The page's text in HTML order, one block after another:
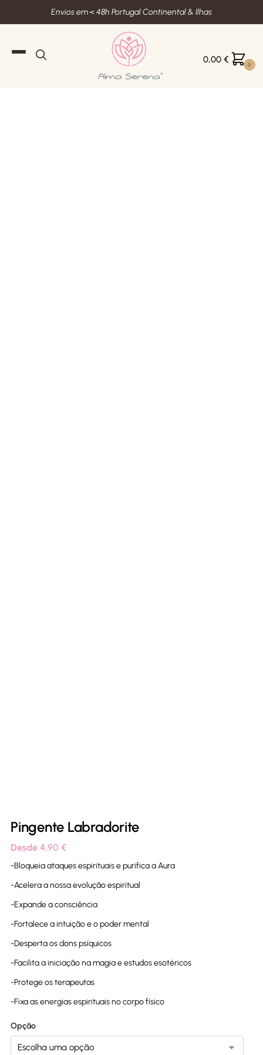
Envios em < 48h Portugal Continental & Ilhas
0,00 € 0
Pingente Labradorite
Desde 4,90 €
-Bloqueia ataques espirituais e purifica a Aura
-Acelera a nossa evolução espiritual
-Expande a consciência
-Fortalece a intuição e o poder mental
-Desperta os dons psíquicos
-Facilita a iniciação na magia e estudos esotéricos
-Protege os terapeutas
-Fixa as energias espirituais no corpo físico
Opção